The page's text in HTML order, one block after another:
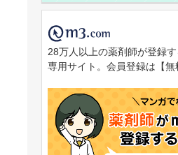
28万人以上の薬剤師が登録
専用サイト。会員登録は【無